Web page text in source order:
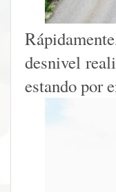
desnivel
estando por